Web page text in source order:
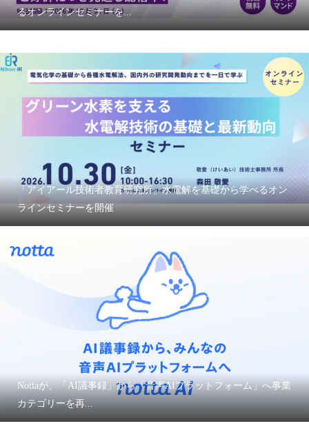
るオンラインセミナーを...
「アイアール技術者教育研究所」水電解を基礎から学べるオン
ラインセミナーを開催
Nottaが、「AI議事録」から「音声AIプラットフォーム」へ事業
カテゴリーを再...